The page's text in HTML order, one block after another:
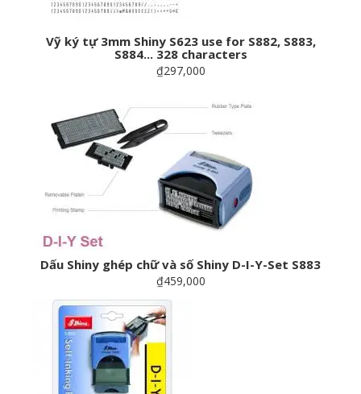
Vỹ ký tự 3mm Shiny S623 use for S882, S883,
S884... 328 characters
₫297,000
Dấu Shiny ghép chữ và số Shiny D-I-Y-Set S883
₫459,000